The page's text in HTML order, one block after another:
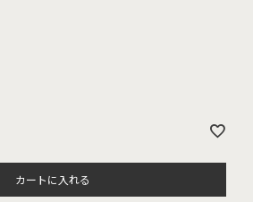
カートに入れる